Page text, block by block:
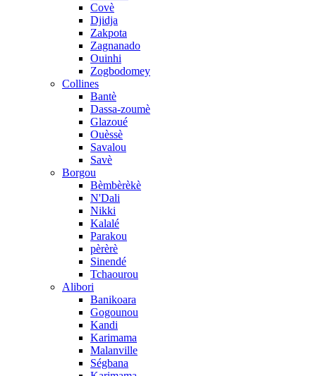
Covè
Djidja
Zakpota
Zagnanado
Ouinhi
Zogbodomey
Collines
Bantè
Dassa-zoumè
Glazoué
Ouèssè
Savalou
Savè
Borgou
Bèmbèrèkè
N'Dali
Nikki
Kalalé
Parakou
pèrèrè
Sinendé
Tchaourou
Alibori
Banikoara
Gogounou
Kandi
Karimama
Malanville
Ségbana